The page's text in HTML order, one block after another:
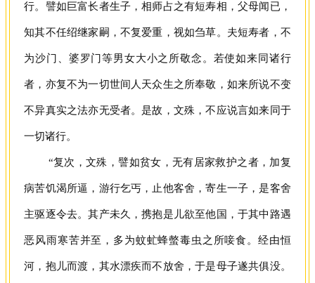
行。譬如巨富长者生子，相师占之有短寿相，父母闻已，
知其不任绍继家嗣，不复爱重，视如刍草。夫短寿者，不
为沙门、婆罗门等男女大小之所敬念。若使如来同诸行
者，亦复不为一切世间人天众生之所奉敬，如来所说不变
不异真实之法亦无受者。是故，文殊，不应说言如来同于
一切诸行。
“复次，文殊，譬如贫女，无有居家救护之者，加复
病苦饥渴所逼，游行乞丐，止他客舍，寄生一子，是客舍
主驱逐令去。其产未久，携抱是儿欲至他国，于其中路遇
恶风雨寒苦并至，多为蚊虻蜂螫毒虫之所唼食。经由恒
河，抱儿而渡，其水漂疾而不放舍，于是母子遂共俱没。